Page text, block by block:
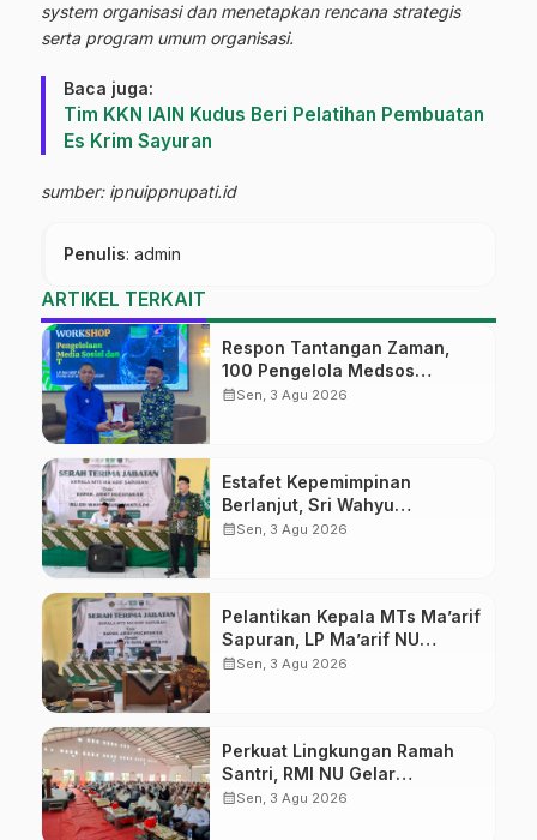
system organisasi dan menetapkan rencana strategis
serta program umum organisasi.
Baca juga:
Tim KKN IAIN Kudus Beri Pelatihan Pembuatan
Es Krim Sayuran
sumber: ipnuippnupati.id
Penulis: admin
ARTIKEL TERKAIT
Respon Tantangan Zaman,
100 Pengelola Medsos
Sekolah Ma’arif Pekalongan
calendar_monthSen, 3 Agu 2026
Estafet Kepemimpinan
Berlanjut, Sri Wahyu
Susilowati Resmi Pimpin MTs
calendar_monthSen, 3 Agu 2026
Pelantikan Kepala MTs Ma’arif
Sapuran, LP Ma’arif NU
Wonosobo Tekankan Lima
calendar_monthSen, 3 Agu 2026
Perkuat Lingkungan Ramah
Santri, RMI NU Gelar
‘Sambang Pesantren’ di Pati
calendar_monthSen, 3 Agu 2026